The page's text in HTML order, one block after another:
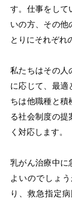
す。仕事をして
いの方、その他
とりにそれぞれ
私たちはその人
に応じて、最適
ちは他職種と積
る社会制度の
く対応します。
乳がん治療中に
よいのでしょ
り、救急指定